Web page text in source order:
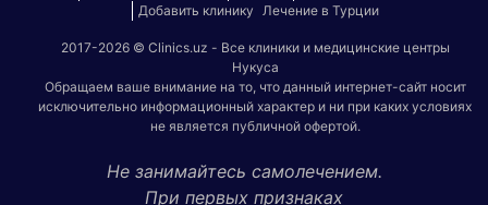
Добавить клинику
Лечение в Турции
2017-2026 © Clinics.uz - Все клиники и медицинские центры
Нукуса
Обращаем ваше внимание на то, что данный интернет-сайт носит
исключительно информационный характер и ни при каких условиях
не является публичной офертой.
Не занимайтесь самолечением.
При первых признаках